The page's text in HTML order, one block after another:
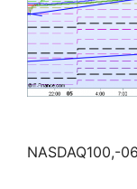
NASDAQ100,-